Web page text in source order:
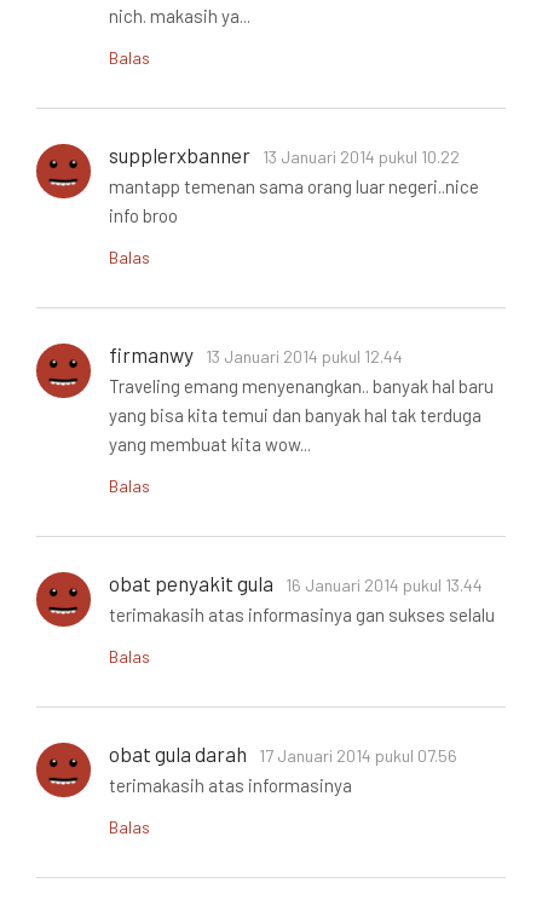
nich. makasih ya...
Balas
supplerxbanner 13 Januari 2014 pukul 10.22
mantapp temenan sama orang luar negeri..nice
info broo
Balas
firmanwy 13 Januari 2014 pukul 12.44
Traveling emang menyenangkan.. banyak hal baru
yang bisa kita temui dan banyak hal tak terduga
yang membuat kita wow...
Balas
obat penyakit gula 16 Januari 2014 pukul 13.44
terimakasih atas informasinya gan sukses selalu
Balas
obat gula darah 17 Januari 2014 pukul 07.56
terimakasih atas informasinya
Balas